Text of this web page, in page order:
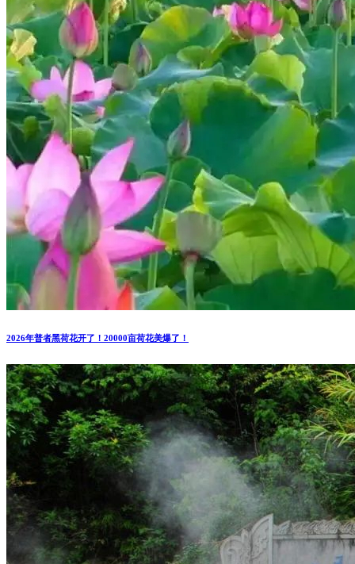
2026年普者黑荷花开了！20000亩荷花美爆了！